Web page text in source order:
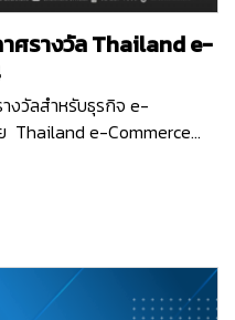
าศรางวัล Thailand e-
งวัลสำหรับธุรกิจ e-
Thailand e-Commerce
เริ่มต้นงานด้วยกิจกรรม